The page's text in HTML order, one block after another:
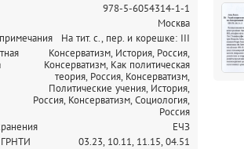
978-5-6054314-1-1
Москва
На тит. с., пер. и корешке: III
Консерватизм, История, Россия,
Консерватизм, Как политическая
теория, Россия, Консерватизм,
Политические учения, История,
Россия, Консерватизм, Социология,
Россия
ЕЧЗ
03.23, 10.11, 11.15, 04.51